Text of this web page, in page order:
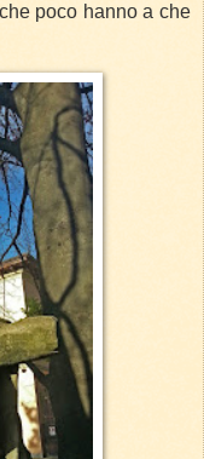
poco hanno a che